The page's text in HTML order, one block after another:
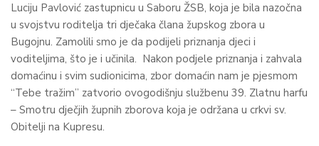
Luciju Pavlović zastupnicu u Saboru ŽSB, koja je bila nazočna
u svojstvu roditelja tri dječaka člana župskog zbora u
Bugojnu. Zamolili smo je da podijeli priznanja djeci i
voditeljima, što je i učinila. Nakon podjele priznanja i zahvala
domaćinu i svim sudionicima, zbor domaćin nam je pjesmom
“Tebe tražim” zatvorio ovogodišnju službenu 39. Zlatnu harfu
– Smotru dječjih župnih zborova koja je održana u crkvi sv.
Obitelji na Kupresu.